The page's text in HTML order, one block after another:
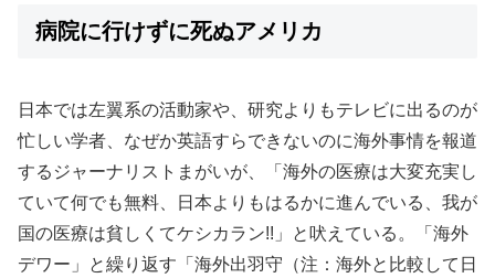
病院に行けずに死ぬアメリカ
日本では左翼系の活動家や、研究よりもテレビに出るのが
忙しい学者、なぜか英語すらできないのに海外事情を報道
するジャーナリストまがいが、「海外の医療は大変充実し
ていて何でも無料、日本よりもはるかに進んでいる、我が
国の医療は貧しくてケシカラン!!」と吠えている。「海外
デワー」と繰り返す「海外出羽守（注：海外と比較して日